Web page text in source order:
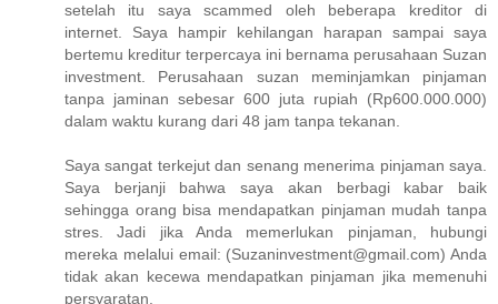
setelah itu saya scammed oleh beberapa kreditor di
internet. Saya hampir kehilangan harapan sampai saya
bertemu kreditur terpercaya ini bernama perusahaan Suzan
investment. Perusahaan suzan meminjamkan pinjaman
tanpa jaminan sebesar 600 juta rupiah (Rp600.000.000)
dalam waktu kurang dari 48 jam tanpa tekanan.
Saya sangat terkejut dan senang menerima pinjaman saya.
Saya berjanji bahwa saya akan berbagi kabar baik
sehingga orang bisa mendapatkan pinjaman mudah tanpa
stres. Jadi jika Anda memerlukan pinjaman, hubungi
mereka melalui email: (Suzaninvestment@gmail.com) Anda
tidak akan kecewa mendapatkan pinjaman jika memenuhi
persyaratan.